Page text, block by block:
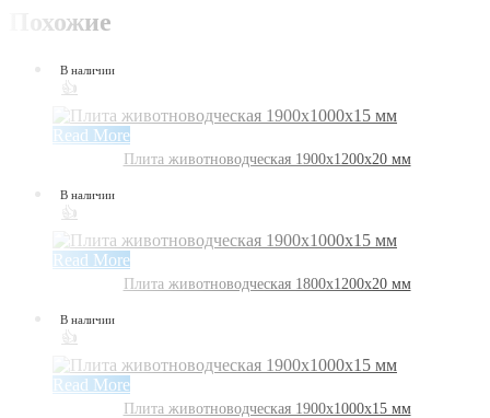
Похожие
В наличии
👍
Read More
Плита животноводческая 1900х1200х20 мм
В наличии
👍
Read More
Плита животноводческая 1800х1200х20 мм
В наличии
👍
Read More
Плита животноводческая 1900х1000х15 мм